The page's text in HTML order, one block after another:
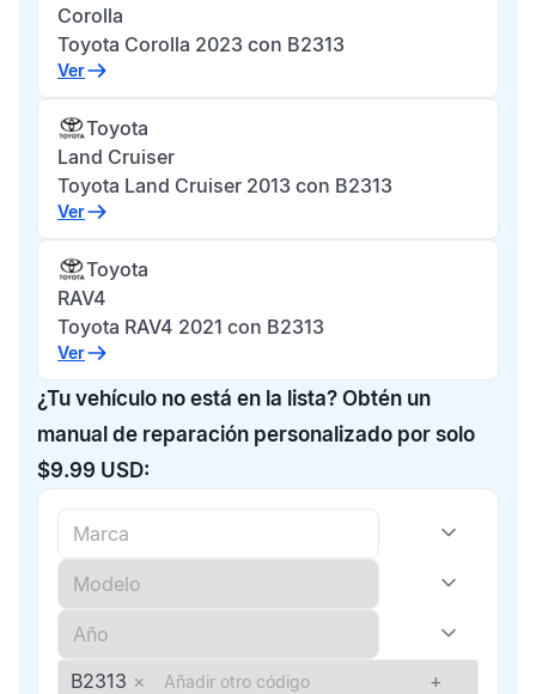
Corolla
Toyota Corolla 2023 con B2313
Ver
Toyota
Land Cruiser
Toyota Land Cruiser 2013 con B2313
Ver
Toyota
RAV4
Toyota RAV4 2021 con B2313
Ver
¿Tu vehículo no está en la lista? Obtén un
manual de reparación personalizado por solo
$9.99 USD:
B2313 × +